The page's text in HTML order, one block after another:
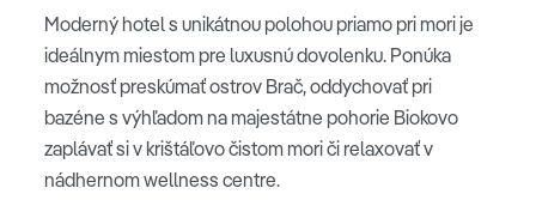
Moderný hotel s unikátnou polohou priamo pri mori je
ideálnym miestom pre luxusnú dovolenku. Ponúka
možnosť preskúmať ostrov Brač, oddychovať pri
bazéne s výhľadom na majestátne pohorie Biokovo
zaplávať si v krištáľovo čistom mori či relaxovať v
nádhernom wellness centre.